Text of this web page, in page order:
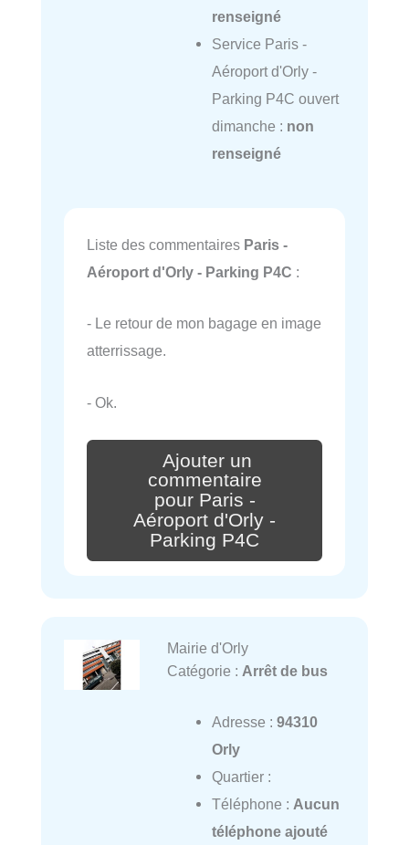
renseigné
Service Paris -
Aéroport d'Orly -
Parking P4C ouvert
dimanche : non
renseigné
Liste des commentaires Paris -
Aéroport d'Orly - Parking P4C :
- Le retour de mon bagage en image
atterrissage.
- Ok.
Ajouter un
commentaire
pour Paris -
Aéroport d'Orly -
Parking P4C
Mairie d'Orly
Catégorie : Arrêt de bus
Adresse : 94310
Orly
Quartier :
Téléphone : Aucun
téléphone ajouté